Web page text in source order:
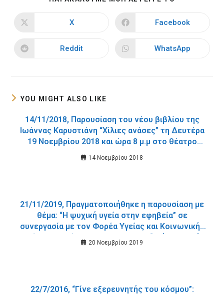
CONTENT
Opens
new
window
X
Opens
new
window
Facebook
Opens
Reddit
Opens
WhatsApp
YOU MIGHT ALSO LIKE
14/11/2018, Παρουσίαση του νέου βιβλίου της
Ιωάννας Καρυστιάνη “Χίλιες ανάσες” τη Δευτέρα
19 Νοεμβρίου 2018 και ώρα 8 μ.μ στο θέατρο
“Μίκης Θεοδωράκης”.
14 Νοεμβρίου 2018
21/11/2019, Πραγματοποιήθηκε η παρουσίαση με
θέμα: “Η ψυχική υγεία στην εφηβεία” σε
συνεργασία με τον Φορέα Υγείας και Κοινωνικής
Μέριμνας, Ξένιος Ζευς, στην Παιδική-Εφηβική
Βιβλιοθήκη του Δημοτικού Κήπου.
20 Νοεμβρίου 2019
22/7/2016, “Γίνε εξερευνητής του κόσμου”: